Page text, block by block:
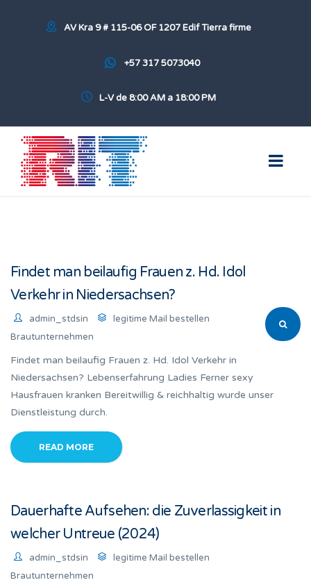
AV Kra 9 # 115-06 OF 1207 Edif Tierra firme
+57 317 5073040
L-V de 8:00 AM a 18:00 PM
Findet man beilaufig Frauen z. Hd. Idol
Verkehr in Niedersachsen?
admin_stdsin
legitime Mail bestellen
Brautunternehmen
Findet man beilaufig Frauen z. Hd. Idol Verkehr in
Niedersachsen? Lebenserfahrung Ladies Ferner sexy
Hausfrauen kranken Bereitwillig & reichhaltig wurde unser
Dienstleistung durch.
READ MORE
Dauerhafte Aufsehen: die Zuverlassigkeit in
welcher Untreue (2024)
admin_stdsin
legitime Mail bestellen
Brautunternehmen